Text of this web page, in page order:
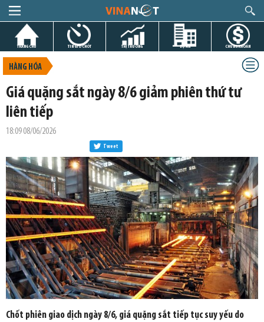
TRANG CHỦ TIN GIỜ CHÓT THỊ TRƯỜNG DỰ ÁN CHỨNG KHOÁN
HÀNG HÓA
Giá quặng sắt ngày 8/6 giảm phiên thứ tư
liên tiếp
18:09 08/06/2026
Tweet
Chốt phiên giao dịch ngày 8/6, giá quặng sắt tiếp tục suy yếu do